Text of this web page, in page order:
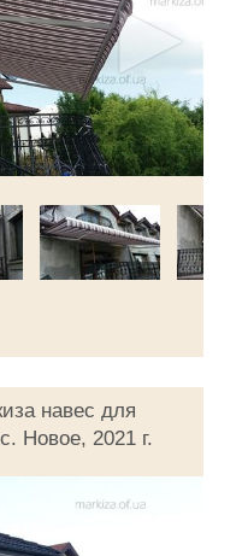
►
навес для
Новое, 2021 г.